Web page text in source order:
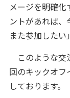
メージを明確
ントがあれば
また参加したい
このような交
回のキックオ
しております。